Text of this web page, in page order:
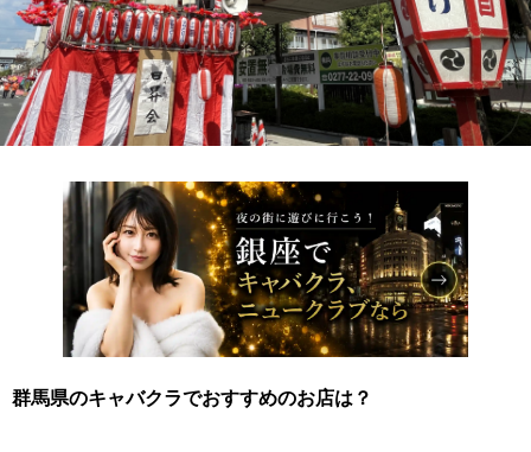
群馬県のキャバクラでおすすめのお店は？